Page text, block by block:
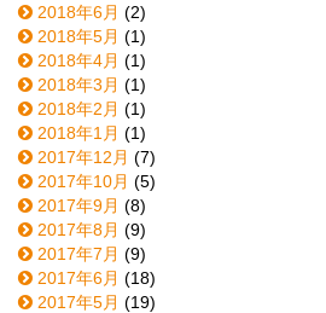
2018年6月 (2)
2018年5月 (1)
2018年4月 (1)
2018年3月 (1)
2018年2月 (1)
2018年1月 (1)
2017年12月 (7)
2017年10月 (5)
2017年9月 (8)
2017年8月 (9)
2017年7月 (9)
2017年6月 (18)
2017年5月 (19)